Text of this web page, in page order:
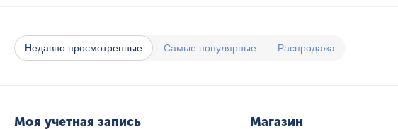
Недавно просмотренные Самые популярные Распродажа
Моя учетная запись Магазин